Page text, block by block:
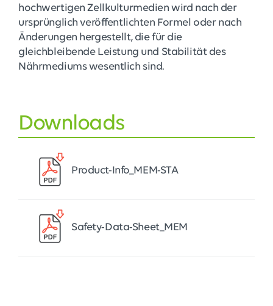
hochwertigen Zellkulturmedien wird nach der
ursprünglich veröffentlichten Formel oder nach
Änderungen hergestellt, die für die
gleichbleibende Leistung und Stabilität des
Nährmediums wesentlich sind.
Downloads
Product-Info_MEM-STA
Safety-Data-Sheet_MEM